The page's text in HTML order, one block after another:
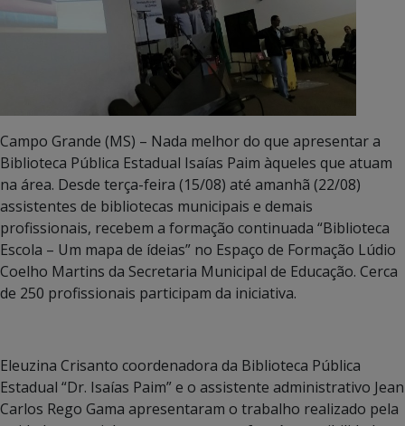
Campo Grande (MS) – Nada melhor do que apresentar a
Biblioteca Pública Estadual Isaías Paim àqueles que atuam
na área. Desde terça-feira (15/08) até amanhã (22/08)
assistentes de bibliotecas municipais e demais
profissionais, recebem a formação continuada “Biblioteca
Escola – Um mapa de ídeias” no Espaço de Formação Lúdio
Coelho Martins da Secretaria Municipal de Educação. Cerca
de 250 profissionais participam da iniciativa.
Eleuzina Crisanto coordenadora da Biblioteca Pública
Estadual “Dr. Isaías Paim” e o assistente administrativo Jean
Carlos Rego Gama apresentaram o trabalho realizado pela